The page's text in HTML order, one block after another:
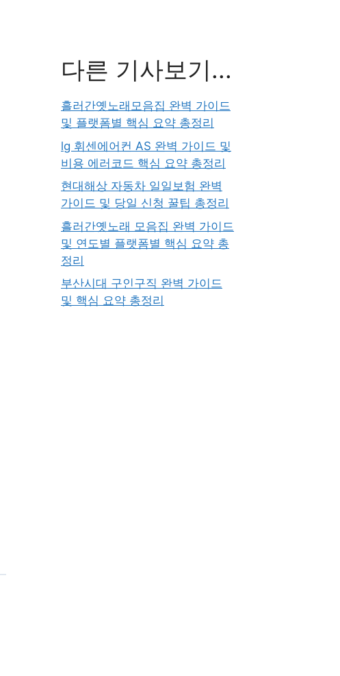
다른 기사보기...
흘러간옛노래모음집 완벽 가이드
및 플랫폼별 핵심 요약 총정리
lg 휘센에어컨 AS 완벽 가이드 및
비용 에러코드 핵심 요약 총정리
현대해상 자동차 일일보험 완벽
가이드 및 당일 신청 꿀팁 총정리
흘러간옛노래 모음집 완벽 가이드
및 연도별 플랫폼별 핵심 요약 총
정리
부산시대 구인구직 완벽 가이드
및 핵심 요약 총정리